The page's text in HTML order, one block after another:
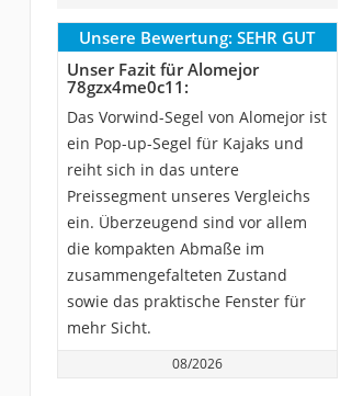
Unsere Bewertung: SEHR GUT
Unser Fazit für Alomejor
78gzx4me0c11:
Das Vorwind-Segel von Alomejor ist
ein Pop-up-Segel für Kajaks und
reiht sich in das untere
Preissegment unseres Vergleichs
ein. Überzeugend sind vor allem
die kompakten Abmaße im
zusammengefalteten Zustand
sowie das praktische Fenster für
mehr Sicht.
08/2026